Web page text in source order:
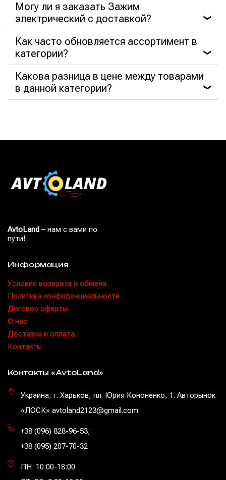
Могу ли я заказать Зажим
электрический с доставкой?
❯
Как часто обновляется ассортимент в
категории?
❯
Какова разница в цене между товарами
в данной категории?
❯
AvtoLand – нам с вами по
пути!
Информация
Условия возврата и обмена
Политика конфиденциальности
Договор оферты
O нас
Доставка и оплата
Контакты
Контакты «AvtoLand»
Украина, г. Харьков, пл. Юрия Кононенко, 1. Авторынок
«ЛОСК» avtoland2123@gmail.com
+38 (096) 828-96-53;
+38 (095) 207-70-32
ПН: 10:00-18:00